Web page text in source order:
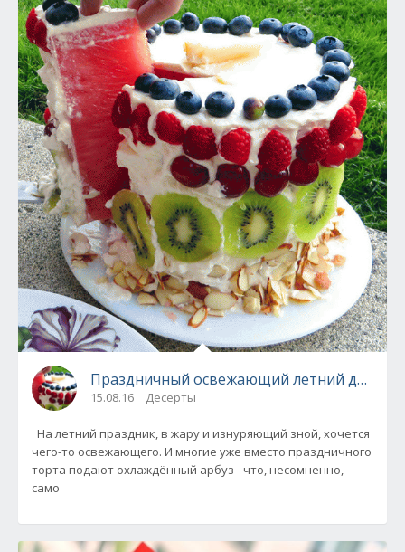
Праздничный освежающий летний десерт
15.08.16 Десерты
На летний праздник, в жару и изнуряющий зной, хочется
чего-то освежающего. И многие уже вместо праздничного
торта подают охлаждённый арбуз - что, несомненно,
само